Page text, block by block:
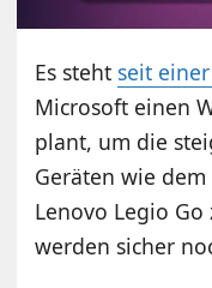
Es steht seit
Microsoft einen
plant, um die
Geräten wie
Lenovo Legio
werden sicher